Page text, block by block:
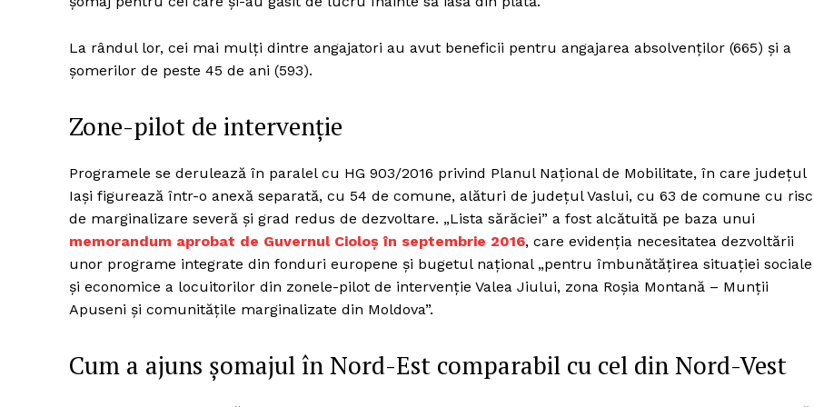
La rândul lor, cei mai mulți dintre angajatori au avut beneficii pentru angajarea absolvenților (665) și a
șomerilor de peste 45 de ani (593).
Zone-pilot de intervenție
Programele se derulează în paralel cu HG 903/2016 privind Planul Național de Mobilitate, în care județul
Iași figurează într-o anexă separată, cu 54 de comune, alături de județul Vaslui, cu 63 de comune cu risc
de marginalizare severă și grad redus de dezvoltare. „Lista sărăciei” a fost alcătuită pe baza unui
memorandum aprobat de Guvernul Cioloș în septembrie 2016, care evidenția necesitatea dezvoltării
unor programe integrate din fonduri europene și bugetul național „pentru îmbunătățirea situației sociale
și economice a locuitorilor din zonele-pilot de intervenție Valea Jiului, zona Roșia Montană – Munții
Apuseni și comunitățile marginalizate din Moldova”.
Cum a ajuns șomajul în Nord-Est comparabil cu cel din Nord-Vest